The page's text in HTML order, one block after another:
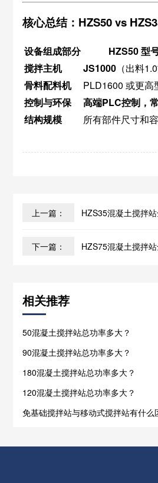
核心总结：HZS50 vs
设备组成部分 HZS50 型
搅拌主机
JS1000 （出料1.0
骨料配料机
PLD1600 或更高
控制与环保
高端PLC控制，
结构规模
所有部件尺寸和
上一篇： HZS35混凝土搅拌
下一篇： HZS75混凝土搅拌
相关推荐
50混凝土搅拌站总功率多大？
90混凝土搅拌站总功率多大？
180混凝土搅拌站总功率多大？
120混凝土搅拌站总功率多大？
免基础搅拌站与移动式搅拌站有什么